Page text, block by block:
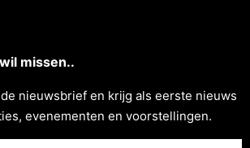
missen..
nieuwsbrief en krĳg als eerste nieuws
evenementen en voorstellingen.